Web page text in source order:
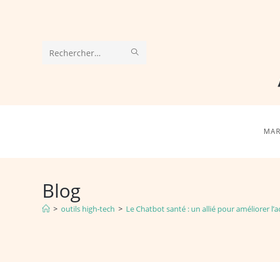
Rechercher
Blog
> outils high-tech > Le Chatbot santé : un allié pour améliorer